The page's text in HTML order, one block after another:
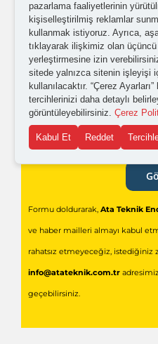
Kişisel verilerimin
açık rıza metni'ni
Formu doldurarak, Ata Teknik
ve haber mailleri almayı kabul
rahatsız etmeyeceğiz, istediğiniz
info@atateknik.com.tr
geçebilirsiniz.
pazarlama faaliyetlerinin
kişiselleştirilmiş reklamlar
kullanmak istiyoruz. Ayrıca,
tıklayarak ilişkimiz olan üçüncü
yerleştirmesine izin
sitede yalnızca sitenin işleyişi
kullanılacaktır. “Çerez
tercihlerinizi daha detaylı
görüntüleyebilirsiniz. Çerez
Kabul Et Reddet